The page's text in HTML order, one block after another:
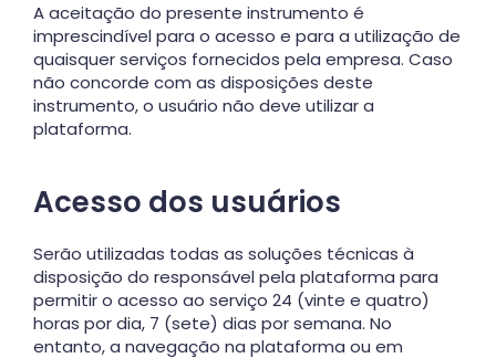
A aceitação do presente instrumento é
imprescindível para o acesso e para a utilização de
quaisquer serviços fornecidos pela empresa. Caso
não concorde com as disposições deste
instrumento, o usuário não deve utilizar a
plataforma.
Acesso dos usuários
Serão utilizadas todas as soluções técnicas à
disposição do responsável pela plataforma para
permitir o acesso ao serviço 24 (vinte e quatro)
horas por dia, 7 (sete) dias por semana. No
entanto, a navegação na plataforma ou em